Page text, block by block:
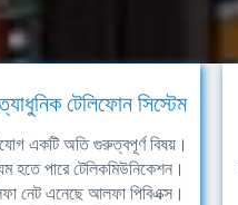
টেলিফোন সিস্টেম
একটি অতি গুরুত্বপূর্ণ বিষয়।
হতে পারে টেলিকমিউনিকেশন।
নেট এনেছে আলফা পিবিএক্স।